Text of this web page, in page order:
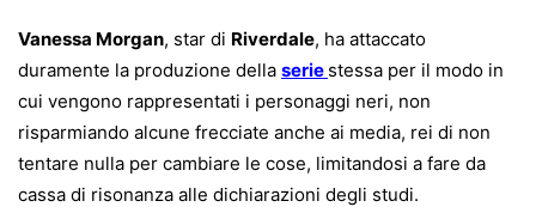
Vanessa Morgan, star di Riverdale, ha attaccato
duramente la produzione della serie stessa per il modo in
cui vengono rappresentati i personaggi neri, non
risparmiando alcune frecciate anche ai media, rei di non
tentare nulla per cambiare le cose, limitandosi a fare da
cassa di risonanza alle dichiarazioni degli studi.